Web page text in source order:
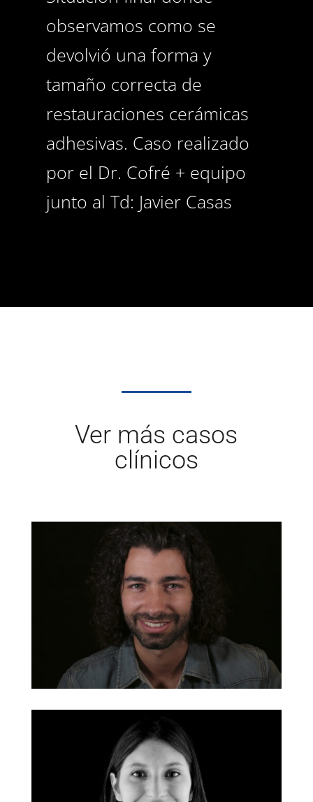
observamos como se
devolvió una forma y
tamaño correcta de
restauraciones cerámicas
adhesivas. Caso realizado
por el Dr. Cofré + equipo
junto al Td: Javier Casas
Ver más casos
clínicos